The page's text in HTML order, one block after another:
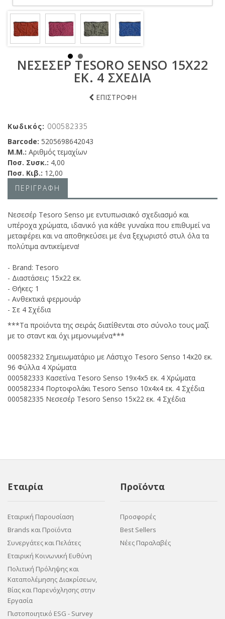
ΝΕΣΕΣΈΡ TESORO SENSO 15X22
ΕΚ. 4 ΣΧΈΔΙΑ
ΕΠΙΣΤΡΟΦΗ
Κωδικός: 000582335
Barcode: 5205698642043
Μ.Μ.: Αριθμός τεμαχίων
Ποσ. Συσκ.: 4,00
Ποσ. Κιβ.: 12,00
ΠΕΡΙΓΡΑΦΗ
Νεσεσέρ Tesoro Senso με εντυπωσιακό σχεδιασμό και
υπέροχα χρώματα, ιδανικό για κάθε γυναίκα που επιθυμεί να
μεταφέρει και να αποθηκεύσει με ένα ξεχωριστό στυλ όλα τα
πολύτιμα αντικείμενα!
- Brand: Tesoro
- Διαστάσεις: 15x22 εκ.
- Θήκες: 1
- Ανθεκτικά φερμουάρ
- Σε 4 Σχέδια
***Τα προϊόντα της σειράς διατίθενται στο σύνολο τους μαζί
με το σταντ και όχι μεμονωμένα***
000582332 Σημειωματάριο με Λάστιχο Tesoro Senso 14x20 εκ.
96 Φύλλα 4 Χρώματα
000582333 Κασετίνα Tesoro Senso 19x4x5 εκ. 4 Χρώματα
000582334 Πορτοφολάκι Tesoro Senso 10x4x4 εκ. 4 Σχέδια
000582335 Νεσεσέρ Tesoro Senso 15x22 εκ. 4 Σχέδια
Εταιρία
Εταιρική Παρουσίαση
Brands και Προϊόντα
Συνεργάτες και Πελάτες
Εταιρική Κοινωνική Ευθύνη
Πολιτική Πρόληψης και
Καταπολέμησης Διακρίσεων,
Βίας και Παρενόχλησης στην
Εργασία
Πιστοποιητικό ESG - Survey
Προϊόντα
Προσφορές
Best Sellers
Νέες Παραλαβές